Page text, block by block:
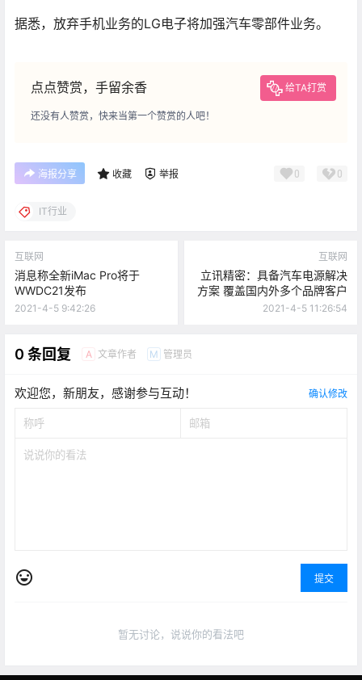
据悉，放弃手机业务的LG电子将加强汽车零部件业务。
点点赞赏，手留余香 给TA打赏
还没有人赞赏，快来当第一个赞赏的人吧！
海报分享 收藏 举报 0 0
IT行业
互联网
消息称全新iMac Pro将于
WWDC21发布
2021-4-5 9:42:26
互联网
立讯精密：具备汽车电源解决
方案 覆盖国内外多个品牌客户
2021-4-5 11:26:54
0 条回复 A 文章作者 M 管理员
欢迎您，新朋友，感谢参与互动！ 确认修改
提交
暂无讨论，说说你的看法吧